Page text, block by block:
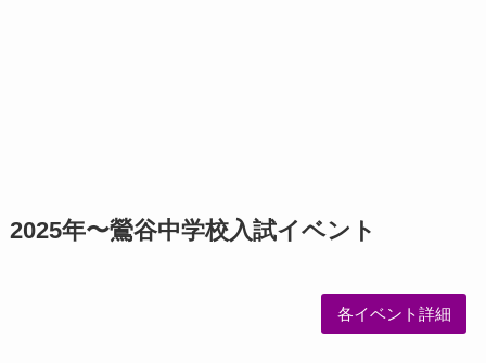
2025年〜鶯谷中学校入試イベント
各イベント詳細